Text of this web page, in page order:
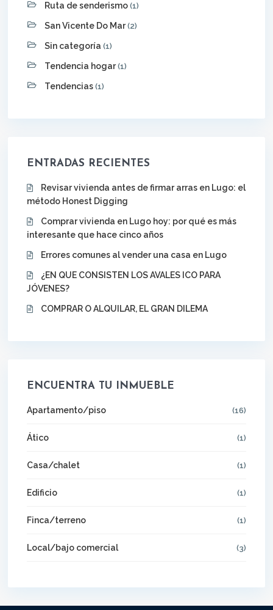
Ruta de senderismo (1)
San Vicente Do Mar(2)
Sin categoría (1)
Tendencia hogar(1)
Tendencias (1)
ENTRADAS RECIENTES
Revisar vivienda antes de firmar arras en Lugo: el
método Honest Digging
Comprar vivienda en Lugo hoy: por qué es más
interesante que hace cinco años
Errores comunes al vender una casa en Lugo
¿EN QUE CONSISTEN LOS AVALES ICO PARA
JÓVENES?
COMPRAR O ALQUILAR, EL GRAN DILEMA
ENCUENTRA TU INMUEBLE
Apartamento/piso (16)
Ático (1)
Casa/chalet (1)
Edificio (1)
Finca/terreno (1)
Local/bajo comercial (3)